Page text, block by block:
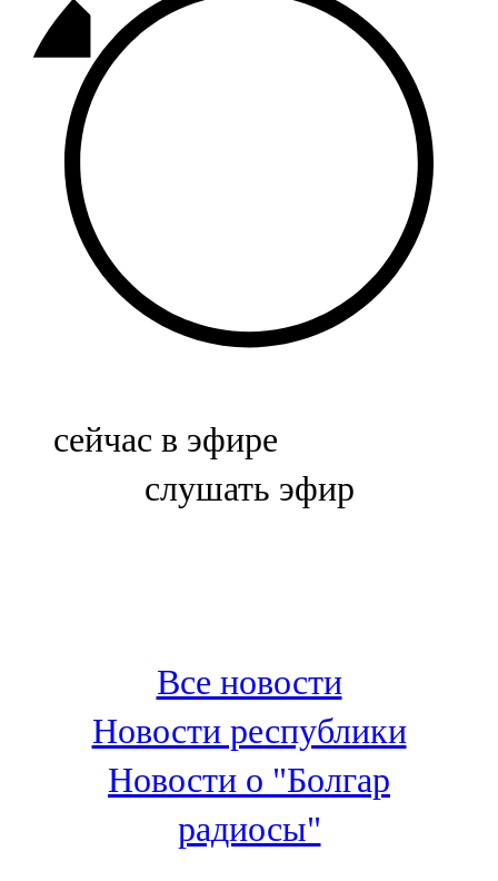
Базарлы матак
107,1 FM
Балык бистәсе
104,9 FM
Баулы
107,5 FM
Биләр
Болгар
100,3 FM
Зәй
106,6 FM
Кадыбаш
105,2 FM
сейчас в эфире
слушать эфир
Все новости
Новости республики
Новости о "Болгар
радиосы"